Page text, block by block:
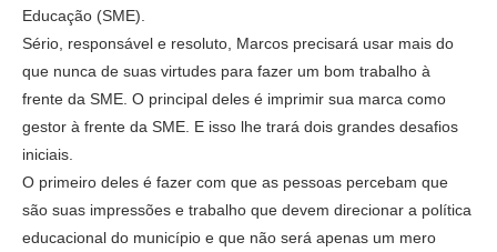
Educação (SME).
Sério, responsável e resoluto, Marcos precisará usar mais do
que nunca de suas virtudes para fazer um bom trabalho à
frente da SME. O principal deles é imprimir sua marca como
gestor à frente da SME. E isso lhe trará dois grandes desafios
iniciais.
O primeiro deles é fazer com que as pessoas percebam que
são suas impressões e trabalho que devem direcionar a política
educacional do município e que não será apenas um mero